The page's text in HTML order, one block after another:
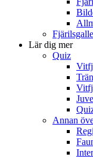
Lär dig mer
Quiz
Annan